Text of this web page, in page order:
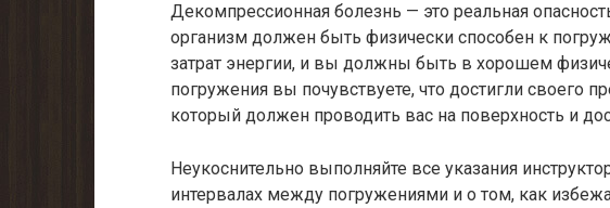
Декомпрессионная болезнь — это реальная
организм должен быть физически способен к
затрат энергии, и вы должны быть в хорошем
погружения вы почувствуете, что достигли своего
который должен проводить вас на поверхность и
Неукоснительно выполняйте все указания
интервалах между погружениями и о том, как